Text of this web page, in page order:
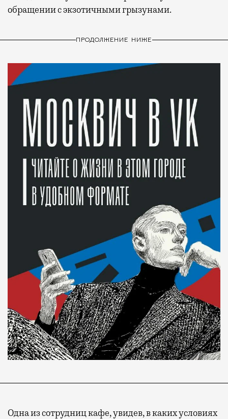
обращении с экзотичными грызунами.
ПРОДОЛЖЕНИЕ НИЖЕ
Одна из сотрудниц кафе, увидев, в каких условиях